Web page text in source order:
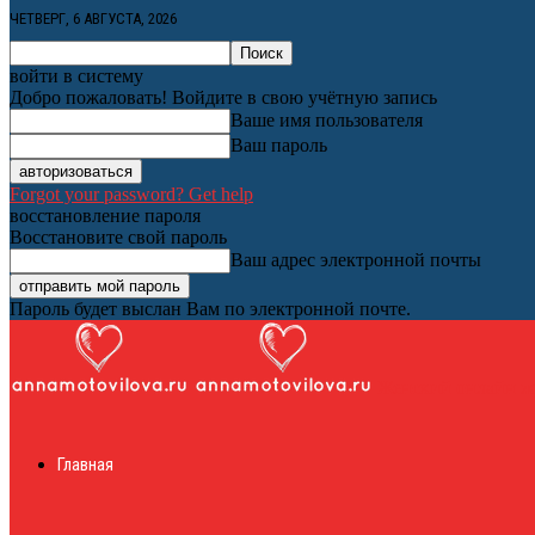
ЧЕТВЕРГ, 6 АВГУСТА, 2026
войти в систему
Добро пожаловать! Войдите в свою учётную запись
Ваше имя пользователя
Ваш пароль
Forgot your password? Get help
восстановление пароля
Восстановите свой пароль
Ваш адрес электронной почты
Пароль будет выслан Вам по электронной почте.
Главная